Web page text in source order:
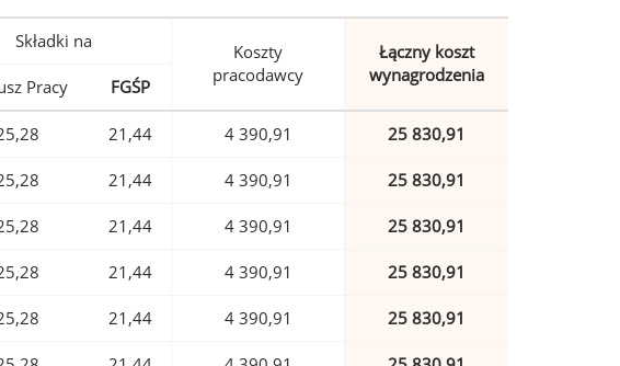
Składki na
Koszty
pracodawcy
Łączny koszt
wynagrodzenia
Pracy FGŚP
21,44 4 390,91 25 830,91
21,44 4 390,91 25 830,91
21,44 4 390,91 25 830,91
21,44 4 390,91 25 830,91
21,44 4 390,91 25 830,91